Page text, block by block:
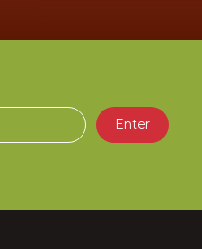
Enter